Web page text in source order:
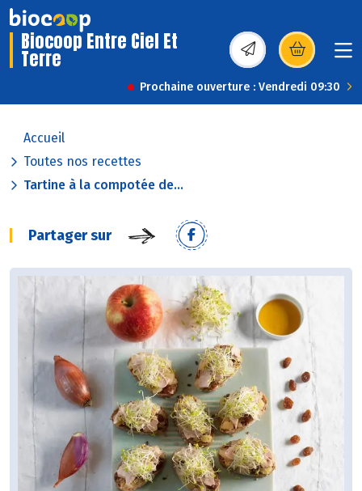
Biocoop Entre Ciel Et
Terre (s’ouvre dans une
Prochaine ouverture : Vendredi 09:30
Accueil
Toutes nos recettes
Tartine à la compotée de...
Partager sur